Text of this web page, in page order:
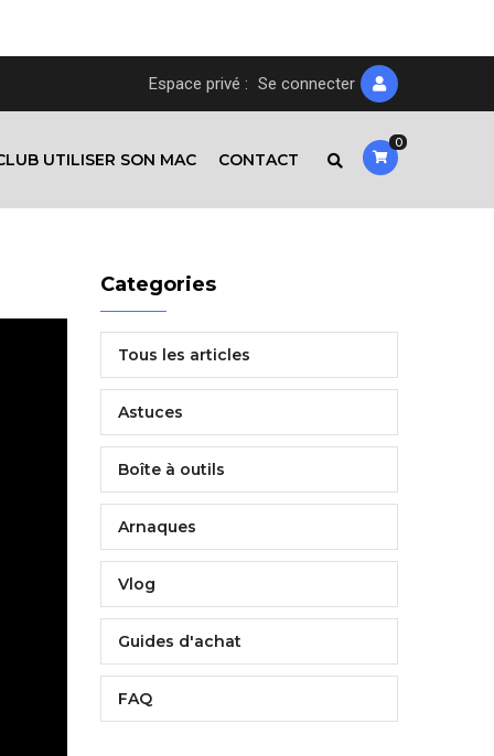
Espace privé : Se connecter
UTILISER SON MAC CONTACT
0
Categories
Tous les articles
Astuces
Boîte à outils
Arnaques
Vlog
Guides d'achat
FAQ